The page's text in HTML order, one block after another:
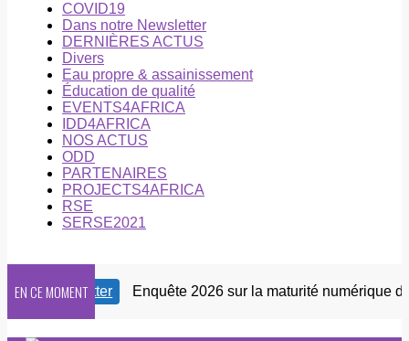
COVID19
Dans notre Newsletter
DERNIÈRES ACTUS
Divers
Eau propre & assainissement
Éducation de qualité
EVENTS4AFRICA
IDD4AFRICA
NOS ACTUS
ODD
PARTENAIRES
PROJECTS4AFRICA
RSE
SERSE2021
EN CE MOMENT
Newsletter Enquête 2026 sur la maturité numérique des